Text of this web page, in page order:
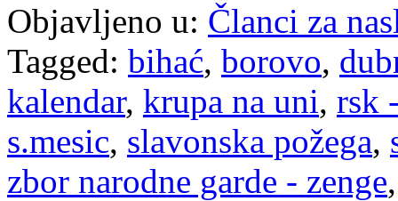
Objavljeno u: Članci za
Tagged: bihać, borovo,
kalendar, krupa na uni, rsk
s.mesic, slavonska požega,
zbor narodne garde - zenge